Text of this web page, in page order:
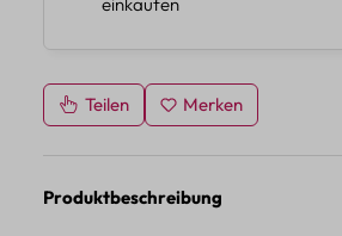
Teilen Merken
Produktbeschreibung